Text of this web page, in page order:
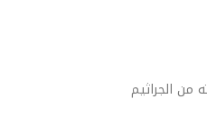
من الجراثيم